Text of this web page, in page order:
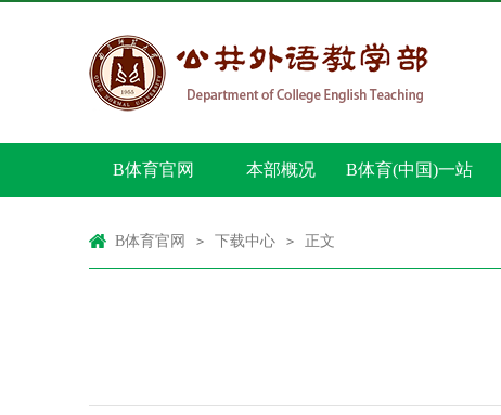
B体育官网 本部概况 B体育(中国)一站
B体育官网 > 下载中心 > 正文